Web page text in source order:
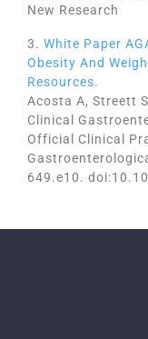
New Research
3. White Paper
Obesity And
Resources.
Acosta A, Streett
Clinical
Official Clinical
649.e10.